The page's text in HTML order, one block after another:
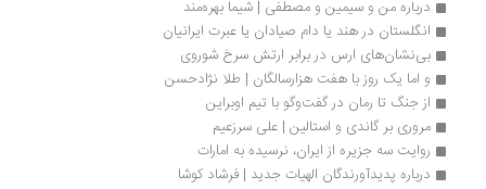
درباره من و سیمین و مصطفی | شیما بهره‌مند
انگلستان در هند یا دام صیادان یا عبرت ایرانیان
بی‌نشان‌های ارس در برابر ارتش سرخ شوروی
و اما یک روز با هفت هزارسالگان | طلا نژادحسن
از جنگ تا رمان در گفت‌وگو با تیم اوبراین
مروری بر گاندی و استالین | علی سرزعیم
روایت سه جزیره از ایران، نرسیده به امارات
درباره پدیدآورندگان الهیات جدید | فرشاد کوشا